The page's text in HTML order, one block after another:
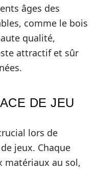
âges des
comme le bois
qualité,
attractif et sûr
DE JEU
lors de
jeux. Chaque
matériaux au sol,